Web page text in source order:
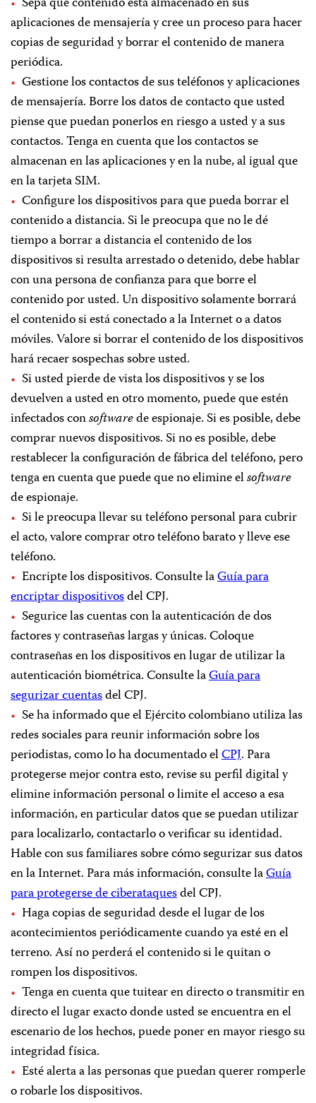
aplicaciones de mensajería y cree un proceso para hacer
copias de seguridad y borrar el contenido de manera
periódica.
Gestione los contactos de sus teléfonos y aplicaciones
de mensajería. Borre los datos de contacto que usted
piense que puedan ponerlos en riesgo a usted y a sus
contactos. Tenga en cuenta que los contactos se
almacenan en las aplicaciones y en la nube, al igual que
en la tarjeta SIM.
Configure los dispositivos para que pueda borrar el
contenido a distancia. Si le preocupa que no le dé
tiempo a borrar a distancia el contenido de los
dispositivos si resulta arrestado o detenido, debe hablar
con una persona de confianza para que borre el
contenido por usted. Un dispositivo solamente borrará
el contenido si está conectado a la Internet o a datos
móviles. Valore si borrar el contenido de los dispositivos
hará recaer sospechas sobre usted.
Si usted pierde de vista los dispositivos y se los
devuelven a usted en otro momento, puede que estén
infectados consoftwarede espionaje. Si es posible, debe
comprar nuevos dispositivos. Si no es posible, debe
restablecer la configuración de fábrica del teléfono, pero
tenga en cuenta que puede que no elimine elsoftware
de espionaje.
Si le preocupa llevar su teléfono personal para cubrir
el acto, valore comprar otro teléfono barato y lleve ese
teléfono.
Encripte los dispositivos. Consulte laGuía para
encriptar dispositivosdel CPJ.
Segurice las cuentas con la autenticación de dos
factores y contraseñas largas y únicas. Coloque
contraseñas en los dispositivos en lugar de utilizar la
autenticación biométrica. Consulte laGuía para
segurizar cuentasdel CPJ.
Se ha informado que el Ejército colombiano utiliza las
redes sociales para reunir información sobre los
periodistas, como lo ha documentado elCPJ. Para
protegerse mejor contra esto, revise su perfil digital y
elimine información personal o limite el acceso a esa
información, en particular datos que se puedan utilizar
para localizarlo, contactarlo o verificar su identidad.
Hable con sus familiares sobre cómo segurizar sus datos
en la Internet. Para más información, consulte laGuía
para protegerse de ciberataquesdel CPJ.
Haga copias de seguridad desde el lugar de los
acontecimientos periódicamente cuando ya esté en el
terreno. Así no perderá el contenido si le quitan o
rompen los dispositivos.
Tenga en cuenta que tuitear en directo o transmitir en
directo el lugar exacto donde usted se encuentra en el
escenario de los hechos, puede poner en mayor riesgo su
integridad física.
Esté alerta a las personas que puedan querer romperle
o robarle los dispositivos.